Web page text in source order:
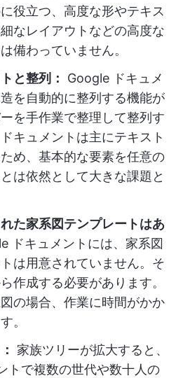
役立つ、高度な形やテキス
なレイアウトなどの高度な
備わっていません。
と整列：
Google ドキュメ
を自動的に整列する機能が
を手作業で整理して整列す
キュメントは主にテキスト
め、基本的な要素を任意の
は依然として大きな課題と
た家系図テンプレートはあ
ドキュメントには、家系図
は用意されていません。そ
作成する必要があります。
の場合、作業に時間がかか
。
家族ツリーが拡大すると、
トで複数の世代や数十人の